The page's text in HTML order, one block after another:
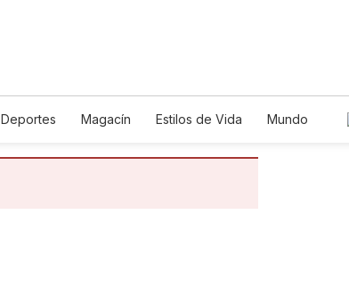
Deportes Magacín Estilos de Vida
Mundo